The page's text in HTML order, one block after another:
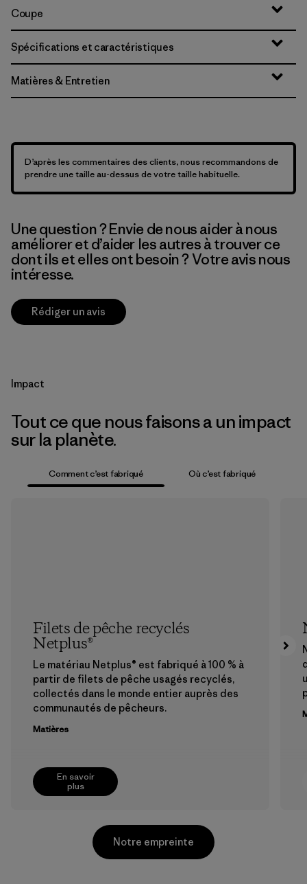
Coupe
Spécifications et caractéristiques
Matières & Entretien
D’après les commentaires des clients, nous recommandons de
prendre une taille au-dessus de votre taille habituelle.
Une question ? Envie de nous aider à nous
améliorer et d’aider les autres à trouver ce
dont ils et elles ont besoin ? Votre avis nous
intéresse.
Rédiger un avis
Impact
Tout ce que nous faisons a un impact
sur la planète.
Comment c’est fabriqué Où c’est fabriqué
En savoir
plus
Filets de pêche recyclés
Netplus®
Le matériau Netplus® est fabriqué à 100 % à
partir de filets de pêche usagés recyclés,
collectés dans le monde entier auprès des
communautés de pêcheurs.
Matières
Notre empreinte